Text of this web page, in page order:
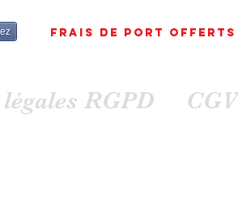
FRAIS DE PORT OFFErts
RGPD CGV